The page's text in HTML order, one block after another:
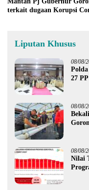
terkait dugaan Korupsi
Liputan Khusus
08/08/
27
08/08/
08/08/
Nilai